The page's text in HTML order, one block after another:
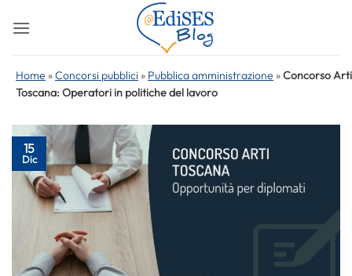
Home »Concorsi pubblici » Pubblica amministrazione »Concorso Arti
Toscana: Operatori in politiche del lavoro
15
Dic